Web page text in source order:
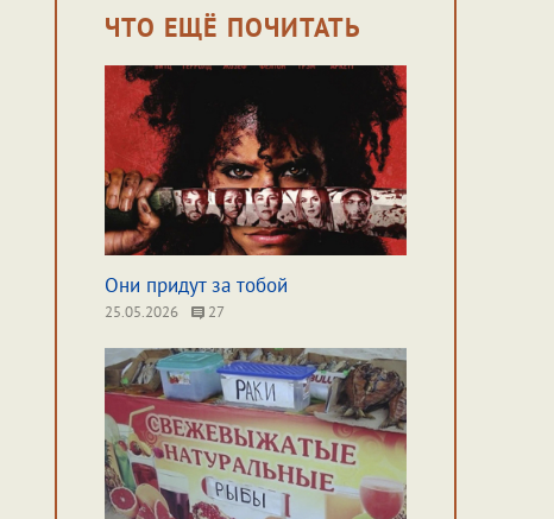
ЧТО ЕЩЁ ПОЧИТАТЬ
Они придут за тобой
25.05.2026 27